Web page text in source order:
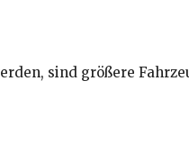
sind größere